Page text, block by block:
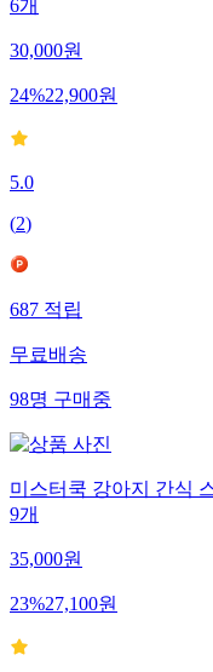
6개
30,000원
24%22,900원
5.0
(2)
687적립
무료배송
98명구매중
미스터쿡 강아지 간식
9개
35,000원
23%27,100원